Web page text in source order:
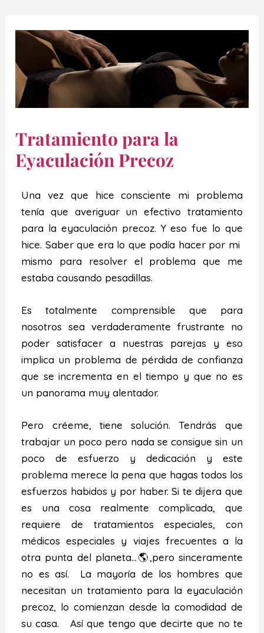
Tratamiento para la
Eyaculación Precoz
Una vez que hice consciente mi problema
tenía que averiguar un efectivo tratamiento
para la eyaculación precoz. Y eso fue lo que
hice. Saber que era lo que podía hacer por mi
mismo para resolver el problema que me
estaba causando pesadillas.
Es totalmente comprensible que para
nosotros sea verdaderamente frustrante no
poder satisfacer a nuestras parejas y eso
implica un problema de pérdida de confianza
que se incrementa en el tiempo y que no es
un panorama muy alentador.
Pero créeme, tiene solución. Tendrás que
trabajar un poco pero nada se consigue sin un
poco de esfuerzo y dedicación y este
problema merece la pena que hagas todos los
esfuerzos habidos y por haber. Si te dijera que
es una cosa realmente complicada, que
requiere de tratamientos especiales, con
médicos especiales y viajes frecuentes a la
otra punta del planeta…🌎,pero sinceramente
no es así. La mayoría de los hombres que
necesitan un tratamiento para la eyaculación
precoz, lo comienzan desde la comodidad de
su casa. Así que tengo que decirte que no te